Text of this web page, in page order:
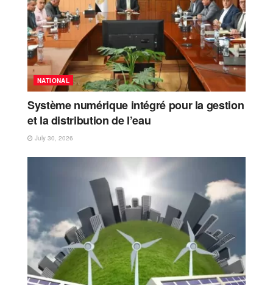
NATIONAL
Système numérique intégré pour la gestion
et la distribution de l’eau
July 30, 2026